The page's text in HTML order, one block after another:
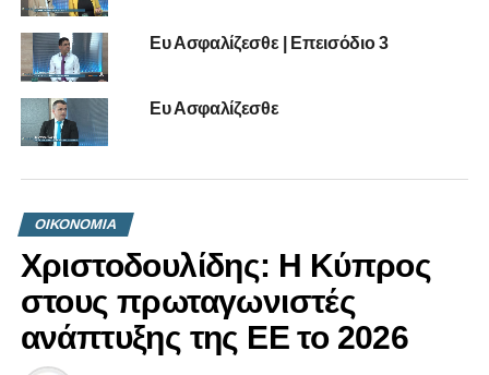
Ευ Ασφαλίζεσθε | Επεισόδιο 3
Ευ Ασφαλίζεσθε
ΟΙΚΟΝΟΜΙΑ
Χριστοδουλίδης: Η Κύπρος
στους πρωταγωνιστές
ανάπτυξης της ΕΕ το 2026